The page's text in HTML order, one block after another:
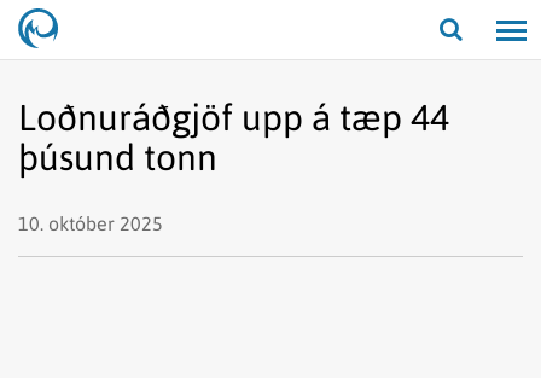
Opna/
Loðnuráðgjöf upp á tæp 44
þúsund tonn
10. október 2025